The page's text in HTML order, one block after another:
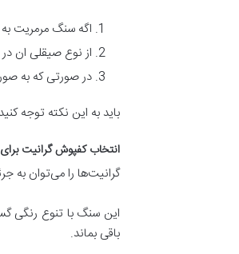
اگه سنگ مرمریت
از نوع صیقلی ان
در صورتی که به
باید به این نکته توجه
انتخاب کفپوش گرانیت
گرانیت‌ها را می‌توان
این سنگ با تنوع رنگی
باقی بماند.